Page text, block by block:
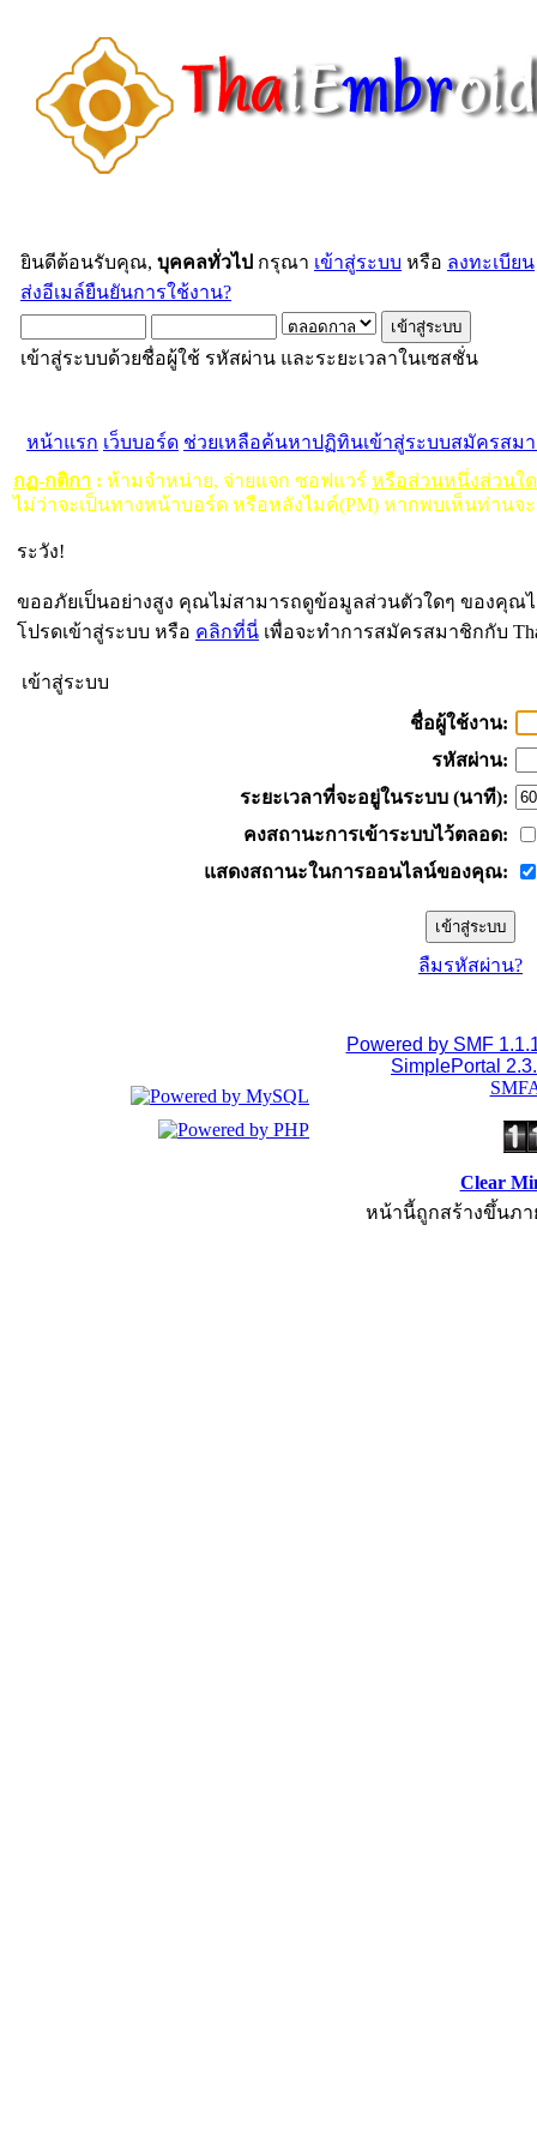
ยินดีต้อนรับคุณ, บุคคลทั่วไป กรุณา เข้าสู่ระบบ หรือ ลงทะเบียน
ส่งอีเมล์ยืนยันการใช้งาน?
เข้าสู่ระบบด้วยชื่อผู้ใช้ รหัสผ่าน และระยะเวลาในเซสชั่น
หน้าแรก เว็บบอร์ด ช่วยเหลือค้นหาปฏิทินเข้าสู่ระบบสมัครสม
กฏ-กติกา : ห้ามจำหน่าย, จ่ายแจก ซอฟแวร์ หรือส่วนหนึ่งส่วนใ
ไม่ว่าจะเป็นทางหน้าบอร์ด หรือหลังไมค์(PM) หากพบเห็นท่านจ
ระวัง!
ขออภัยเป็นอย่างสูง คุณไม่สามารถดูข้อมูลส่วนตัวใดๆ ของคุณ
โปรดเข้าสู่ระบบ หรือ คลิกที่นี่ เพื่อจะทำการสมัครสมาชิกกับ
เข้าสู่ระบบ
ชื่อผู้ใช้งาน:
รหัสผ่าน:
ระยะเวลาที่จะอยู่ในระบบ (นาที):
คงสถานะการเข้าระบบไว้ตลอด:
แสดงสถานะในการออนไลน์ของคุณ:
ลืมรหัสผ่าน?
Powered by SMF
SimplePortal
Clear
หน้านี้ถูกสร้างขึ้นภา